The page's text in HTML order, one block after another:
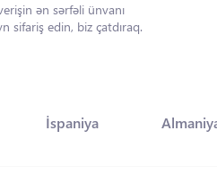
ən sərfəli ünvanı
sifariş edin, biz çatdıraq.
İspaniya